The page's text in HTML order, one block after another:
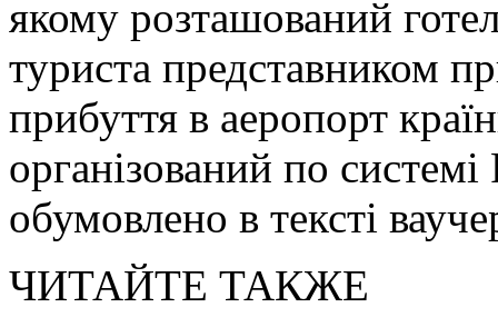
якому розташований
туриста представником
прибуття в аеропорт
організований по
обумовлено в тексті
ЧИТАЙТЕ ТАКЖЕ